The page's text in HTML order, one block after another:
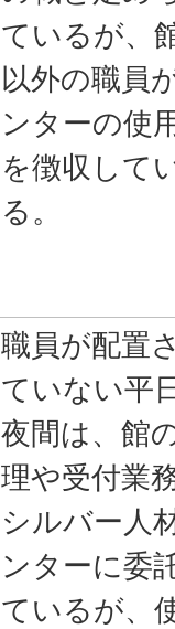
ているが、
以外の職員
ンターの使
を徴収して
る。
職員が配置
ていない平
夜間は、館
理や受付業
シルバー人
ンターに委
ているが、